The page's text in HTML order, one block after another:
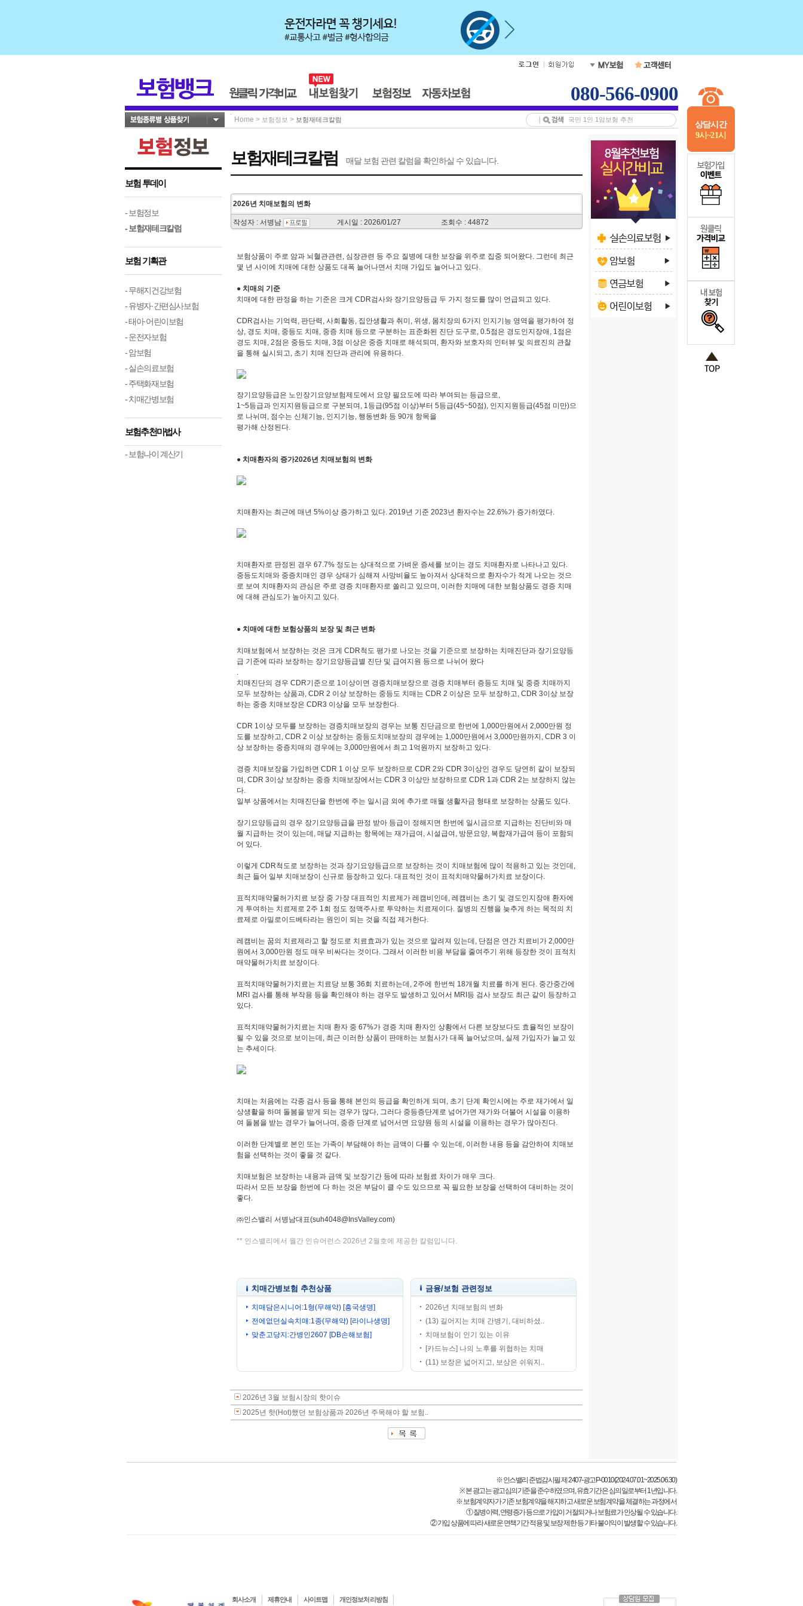
상담시간
9시~21시
080-566-0900
Home > 보험정보 > 보험재테크칼럼
보험 투데이
- 보험정보
- 보험재테크칼럼
보험 기획관
- 무해지건강보험
- 유병자·간편심사보험
- 태아·어린이보험
- 운전자보험
- 암보험
- 실손의료보험
- 주택화재보험
- 치매간병보험
보험추천마법사
- 보험나이 계산기
보험재테크칼럼 매달 보험 관련 칼럼을 확인하실 수 있습니다.
2026년 치매보험의 변화
작성자 : 서병남 게시일 : 2026/01/27 조회수 : 44872
보험상품이 주로 암과 뇌혈관관련, 심장관련 등 주요 질병에 대한 보장을 위주로 집중 되어왔다. 그런데 최근
몇 년 사이에 치매에 대한 상품도 대폭 늘어나면서 치매 가입도 늘어나고 있다.
● 치매의 기준
치매에 대한 판정을 하는 기준은 크게 CDR검사와 장기요양등급 두 가지 정도를 많이 언급되고 있다.
CDR검사는 기억력, 판단력, 사회활동, 집안생활과 취미, 위생, 몸치장의 6가지 인지기능 영역을 평가하여 정
상, 경도 치매, 중등도 치매, 중증 치매 등으로 구분하는 표준화된 진단 도구로, 0.5점은 경도인지장애, 1점은
경도 치매, 2점은 중등도 치매, 3점 이상은 중증 치매로 해석되며, 환자와 보호자의 인터뷰 및 의료진의 관찰
을 통해 실시되고, 초기 치매 진단과 관리에 유용하다.
장기요양등급은 노인장기요양보험제도에서 요양 필요도에 따라 부여되는 등급으로,
1~5등급과 인지지원등급으로 구분되며, 1등급(95점 이상)부터 5등급(45~50점), 인지지원등급(45점 미만)으
로 나뉘며, 점수는 신체기능, 인지기능, 행동변화 등 90개 항목을
평가해 산정된다.
● 치매환자의 증가2026년 치매보험의 변화
치매환자는 최근에 매년 5%이상 증가하고 있다. 2019년 기준 2023년 환자수는 22.6%가 증가하였다.
치매환자로 판정된 경우 67.7% 정도는 상대적으로 가벼운 증세를 보이는 경도 치매환자로 나타나고 있다.
중등도치매와 중증치매인 경우 상태가 심해져 사망비율도 높아져서 상대적으로 환자수가 적게 나오는 것으
로 보여 치매환자의 관심은 주로 경증 치매환자로 쏠리고 있으며, 이러한 치매에 대한 보험상품도 경증 치매
에 대해 관심도가 높아지고 있다.
● 치매에 대한 보험상품의 보장 및 최근 변화
치매보험에서 보장하는 것은 크게 CDR척도 평가로 나오는 것을 기준으로 보장하는 치매진단과 장기요양등
급 기준에 따라 보장하는 장기요양등급별 진단 및 급여지원 등으로 나뉘어 왔다
.
치매진단의 경우 CDR기준으로 1이상이면 경증치매보장으로 경증 치매부터 증등도 치매 및 중증 치매까지
모두 보장하는 상품과, CDR 2 이상 보장하는 중등도 치매는 CDR 2 이상은 모두 보장하고, CDR 3이상 보장
하는 중증 치매보장은 CDR3 이상을 모두 보장한다.
CDR 1이상 모두를 보장하는 경증치매보장의 경우는 보통 진단금으로 한번에 1,000만원에서 2,000만원 정
도를 보장하고, CDR 2 이상 보장하는 중등도치매보장의 경우에는 1,000만원에서 3,000만원까지, CDR 3 이
상 보장하는 중증치매의 경우에는 3,000만원에서 최고 1억원까지 보장하고 있다.
경증 치매보장을 가입하면 CDR 1 이상 모두 보장하므로 CDR 2와 CDR 3이상인 경우도 당연히 같이 보장되
며, CDR 3이상 보장하는 중증 치매보장에서는 CDR 3 이상만 보장하므로 CDR 1과 CDR 2는 보장하지 않는
다.
일부 상품에서는 치매진단을 한번에 주는 일시금 외에 추가로 매월 생활자금 형태로 보장하는 상품도 있다.
장기요양등급의 경우 장기요양등급을 판정 받아 등급이 정해지면 한번에 일시금으로 지급하는 진단비와 매
월 지급하는 것이 있는데, 매달 지급하는 항목에는 재가급여, 시설급여, 방문요양, 복합재가급여 등이 포함되
어 있다.
이렇게 CDR척도로 보장하는 것과 장기요양등급으로 보장하는 것이 치매보험에 많이 적용하고 있는 것인데,
최근 들어 일부 치매보장이 신규로 등장하고 있다. 대표적인 것이 표적치매약물허가치료 보장이다.
표적치매약물허가치료 보장 중 가장 대표적인 치료제가 레캠비인데, 레캠비는 초기 및 경도인지장애 환자에
게 투여하는 치료제로 2주 1회 정도 정맥주사로 투약하는 치료제이다. 질병의 진행을 늦추게 하는 목적의 치
료제로 아밀로이드베타라는 원인이 되는 것을 직접 제거한다.
레캠비는 꿈의 치료제라고 할 정도로 치료효과가 있는 것으로 알려져 있는데, 단점은 연간 치료비가 2,000만
원에서 3,000만원 정도 매우 비싸다는 것이다. 그래서 이러한 비용 부담을 줄여주기 위해 등장한 것이 표적치
매약물허가치료 보장이다.
표적치매약물허가치료는 치료당 보통 36회 치료하는데, 2주에 한번씩 18개월 치료를 하게 된다. 중간중간에
MRI 검사를 통해 부작용 등을 확인해야 하는 경우도 발생하고 있어서 MRI등 검사 보장도 최근 같이 등장하고
있다.
표적치매약물허가치료는 치매 환자 중 67%가 경증 치매 환자인 상황에서 다른 보장보다도 효율적인 보장이
될 수 있을 것으로 보이는데, 최근 이러한 상품이 판매하는 보험사가 대폭 늘어났으며, 실제 가입자가 늘고 있
는 추세이다.
치매는 처음에는 각종 검사 등을 통해 본인의 등급을 확인하게 되며, 초기 단계 확인시에는 주로 재가에서 일
상생활을 하며 돌봄을 받게 되는 경우가 많다, 그러다 중등증단계로 넘어가면 재가와 더불어 시설을 이용하
여 돌봄을 받는 경우가 늘어나며, 중증 단계로 넘어서면 요양원 등의 시설을 이용하는 경우가 많아진다.
이러한 단계별로 본인 또는 가족이 부담해야 하는 금액이 다를 수 있는데, 이러한 내용 등을 감안하여 치매보
험을 선택하는 것이 좋을 것 같다.
치매보험은 보장하는 내용과 금액 및 보장기간 등에 따라 보험료 차이가 매우 크다.
따라서 모든 보장을 한번에 다 하는 것은 부담이 클 수도 있으므로 꼭 필요한 보장을 선택하여 대비하는 것이
좋다.
㈜인스밸리 서병남대표(suh4048@InsValley.com)
** 인스밸리에서 월간 인슈어런스 2026년 2월호에 제공한 칼럼입니다.
치매간병보험 추천상품
치매담은시니어:1형(무해약) [흥국생명]
전에없던실속치매:1종(무해약) [라이나생명]
맞춘고당지:간병인2607 [DB손해보험]
금융/보험 관련정보
2026년 치매보험의 변화
(13) 길어지는 치매 간병기, 대비하셨..
치매보험이 인기 있는 이유
[카드뉴스] 나의 노후를 위협하는 치매
(11) 보장은 넓어지고, 보상은 쉬워지..
2026년 3월 보험시장의 핫이슈
2025년 핫(Hot)했던 보험상품과 2026년 주목해야 할 보험..
※ 인스밸리 준법감시필 제 2407-광고P-0010(2024.07.01~2025.06.30)
※ 본 광고는 광고심의기준을 준수하였으며, 유효기간은 심의일로부터 1년입니다.
※ 보험계약자가 기존 보험계약을 해지하고 새로운 보험계약을 체결하는 과정에서
① 질병이력, 연령증가 등으로 가입이 거절되거나 보험료가 인상될 수 있습니다.
② 가입 상품에 따라 새로운 면책기간 적용 및 보장 제한 등 기타 불이익이 발생할 수 있습니다.
회사소개 제휴안내 사이트맵 개인정보처리방침